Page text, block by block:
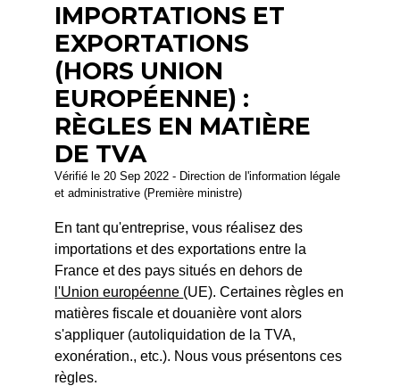
IMPORTATIONS ET
EXPORTATIONS
(HORS UNION
EUROPÉENNE) :
RÈGLES EN MATIÈRE
DE TVA
Vérifié le 20 Sep 2022 - Direction de l'information légale
et administrative (Première ministre)
En tant qu'entreprise, vous réalisez des
importations et des exportations entre la
France et des pays situés en dehors de
l'Union européenne (UE). Certaines règles en
matières fiscale et douanière vont alors
s'appliquer (autoliquidation de la TVA,
exonération., etc.). Nous vous présentons ces
règles.